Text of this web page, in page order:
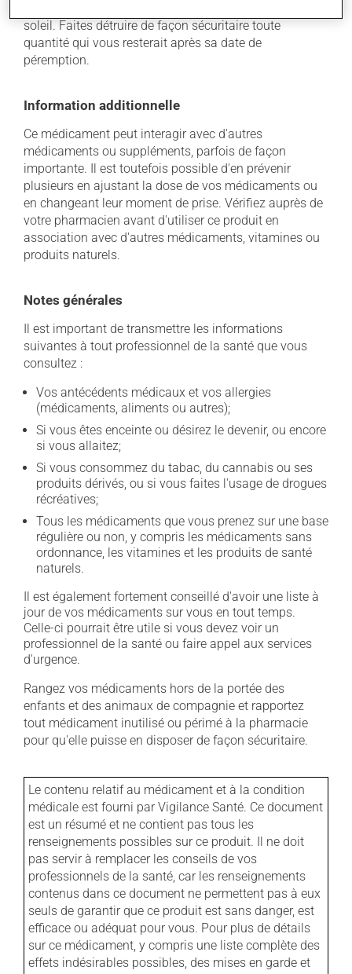
soleil. Faites détruire de façon sécuritaire toute
quantité qui vous resterait après sa date de
péremption.
Information additionnelle
Ce médicament peut interagir avec d'autres
médicaments ou suppléments, parfois de façon
importante. Il est toutefois possible d'en prévenir
plusieurs en ajustant la dose de vos médicaments ou
en changeant leur moment de prise. Vérifiez auprès de
votre pharmacien avant d'utiliser ce produit en
association avec d'autres médicaments, vitamines ou
produits naturels.
Notes générales
Il est important de transmettre les informations
suivantes à tout professionnel de la santé que vous
consultez :
Vos antécédents médicaux et vos allergies
(médicaments, aliments ou autres);
Si vous êtes enceinte ou désirez le devenir, ou encore
si vous allaitez;
Si vous consommez du tabac, du cannabis ou ses
produits dérivés, ou si vous faites l'usage de drogues
récréatives;
Tous les médicaments que vous prenez sur une base
régulière ou non, y compris les médicaments sans
ordonnance, les vitamines et les produits de santé
naturels.
Il est également fortement conseillé d'avoir une liste à
jour de vos médicaments sur vous en tout temps.
Celle-ci pourrait être utile si vous devez voir un
professionnel de la santé ou faire appel aux services
d'urgence.
Rangez vos médicaments hors de la portée des
enfants et des animaux de compagnie et rapportez
tout médicament inutilisé ou périmé à la pharmacie
pour qu'elle puisse en disposer de façon sécuritaire.
Le contenu relatif au médicament et à la condition
médicale est fourni par Vigilance Santé. Ce document
est un résumé et ne contient pas tous les
renseignements possibles sur ce produit. Il ne doit
pas servir à remplacer les conseils de vos
professionnels de la santé, car les renseignements
contenus dans ce document ne permettent pas à eux
seuls de garantir que ce produit est sans danger, est
efficace ou adéquat pour vous. Pour plus de détails
sur ce médicament, y compris une liste complète des
effets indésirables possibles, des mises en garde et